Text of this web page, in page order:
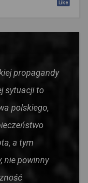
Like
propagandy
sytuacji to
polskiego,
a tym
nie powinny